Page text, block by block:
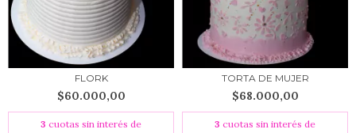
FLORK
$60.000,00
3 cuotas sin interés de
TORTA DE MUJER
$68.000,00
3 cuotas sin interés de